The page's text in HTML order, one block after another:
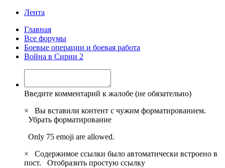
Лента
Главная
Все форумы
Боевые операции и боевая работа
Война в Сирии 2
Введите комментарий к жалобе (не обязательно)
×
Вы вставили контент с чужим форматированием.
Убрать форматирование
Only 75 emoji are allowed.
×
Содержимое ссылки было автоматически встроено в
пост. Отобразить простую ссылку